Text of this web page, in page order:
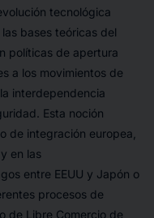
tecnológica
las bases teóricas del
políticas de apertura
a los movimientos de
interdependencia
Esta noción
de integración europea,
en las
entre EEUU y Japón o
procesos de
de Libre Comercio de